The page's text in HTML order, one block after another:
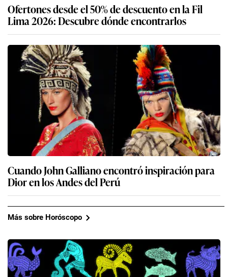
Ofertones desde el 50% de descuento en la Fil
Lima 2026: Descubre dónde encontrarlos
Cuando John Galliano encontró inspiración para
Dior en los Andes del Perú
Más sobre Horóscopo